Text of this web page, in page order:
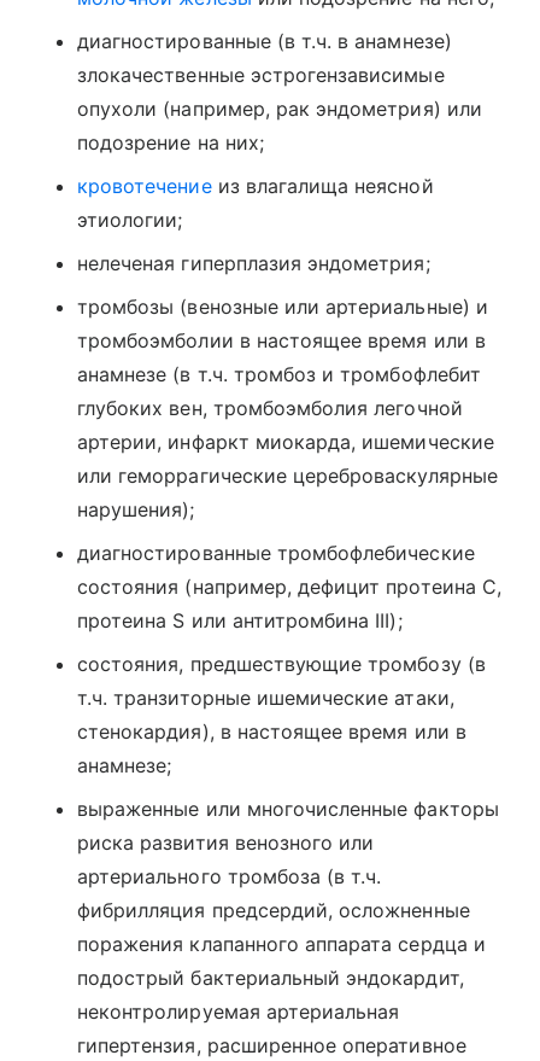
диагностированные (в т.ч. в анамнезе)
злокачественные эстрогензависимые
опухоли (например, рак эндометрия) или
подозрение на них;
кровотечениеиз влагалища неясной
этиологии;
нелеченая гиперплазия эндометрия;
тромбозы (венозные или артериальные) и
тромбоэмболии в настоящее время или в
анамнезе (в т.ч. тромбоз и тромбофлебит
глубоких вен, тромбоэмболия легочной
артерии, инфаркт миокарда, ишемические
или геморрагические цереброваскулярные
нарушения);
диагностированные тромбофлебические
состояния (например, дефицит протеина С,
протеина S или антитромбина III);
состояния, предшествующие тромбозу (в
т.ч. транзиторные ишемические атаки,
стенокардия), в настоящее время или в
анамнезе;
выраженные или многочисленные факторы
риска развития венозного или
артериального тромбоза (в т.ч.
фибрилляция предсердий, осложненные
поражения клапанного аппарата сердца и
подострый бактериальный эндокардит,
неконтролируемая артериальная
гипертензия, расширенное оперативное